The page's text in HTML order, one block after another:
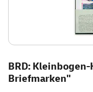
BRD:
Briefmarken"